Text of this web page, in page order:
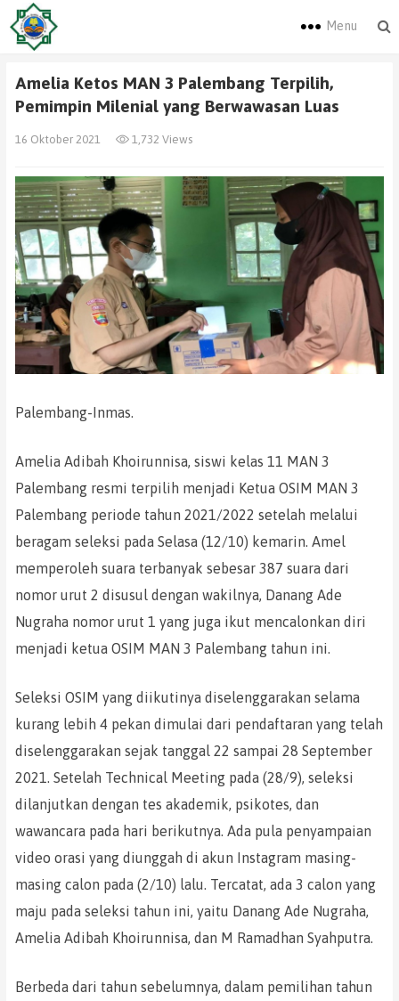
Menu
Amelia Ketos MAN 3 Palembang Terpilih,
Pemimpin Milenial yang Berwawasan Luas
16 Oktober 2021 1,732 Views
Palembang-Inmas.
Amelia Adibah Khoirunnisa, siswi kelas 11 MAN 3
Palembang resmi terpilih menjadi Ketua OSIM MAN 3
Palembang periode tahun 2021/2022 setelah melalui
beragam seleksi pada Selasa (12/10) kemarin. Amel
memperoleh suara terbanyak sebesar 387 suara dari
nomor urut 2 disusul dengan wakilnya, Danang Ade
Nugraha nomor urut 1 yang juga ikut mencalonkan diri
menjadi ketua OSIM MAN 3 Palembang tahun ini.
Seleksi OSIM yang diikutinya diselenggarakan selama
kurang lebih 4 pekan dimulai dari pendaftaran yang telah
diselenggarakan sejak tanggal 22 sampai 28 September
2021. Setelah Technical Meeting pada (28/9), seleksi
dilanjutkan dengan tes akademik, psikotes, dan
wawancara pada hari berikutnya. Ada pula penyampaian
video orasi yang diunggah di akun Instagram masing-
masing calon pada (2/10) lalu. Tercatat, ada 3 calon yang
maju pada seleksi tahun ini, yaitu Danang Ade Nugraha,
Amelia Adibah Khoirunnisa, dan M Ramadhan Syahputra.
Berbeda dari tahun sebelumnya, dalam pemilihan tahun